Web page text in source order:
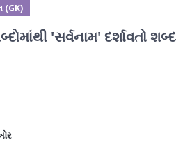
(GK)
'સર્વનામ' દર્શાવતો શબ્દ